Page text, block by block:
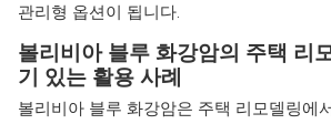
관리형 옵션이 됩니다.
볼리비아 블루 화강암의 주택 리
기 있는 활용 사례
볼리비아 블루 화강암은 주택 리모델링에